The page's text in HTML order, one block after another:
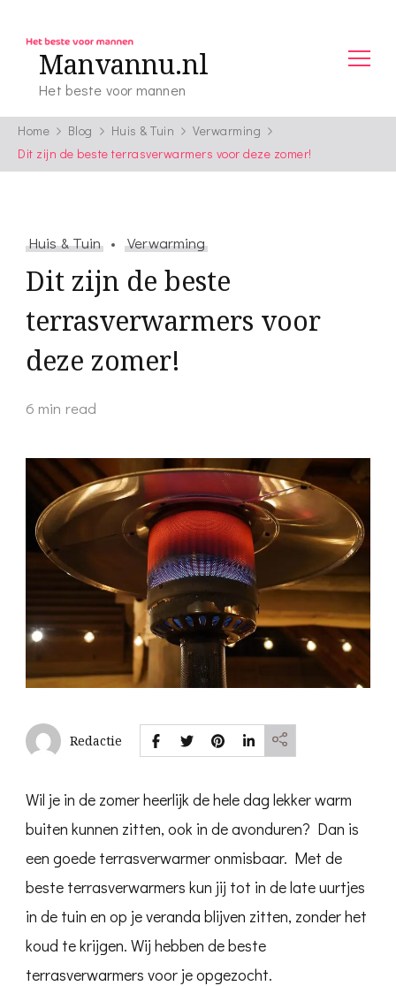
Manvannu.nl
Het beste voor mannen
Home Blog Huis & Tuin
Verwarming
Dit zijn de beste terrasverwarmers voor deze zomer!
Huis & Tuin Verwarming
Dit zijn de beste
terrasverwarmers voor
deze zomer!
6 min read
Redactie
Wil je in de zomer heerlijk de hele dag lekker warm
buiten kunnen zitten, ook in de avonduren? Dan is
een goede terrasverwarmer onmisbaar. Met de
beste terrasverwarmers kun jij tot in de late uurtjes
in de tuin en op je veranda blijven zitten, zonder het
koud te krijgen. Wij hebben de beste
terrasverwarmers voor je opgezocht.